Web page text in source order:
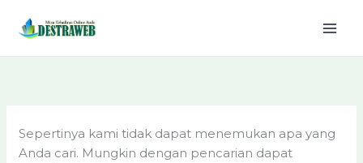
Sepertinya kami tidak dapat menemukan apa yang
Anda cari. Mungkin dengan pencarian dapat
untuk: